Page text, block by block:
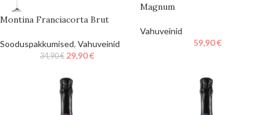
Montina Franciacorta Brut
Sooduspakkumised, Vahuveinid
34,90€ 29,90€
Magnum
Vahuveinid
59,90€